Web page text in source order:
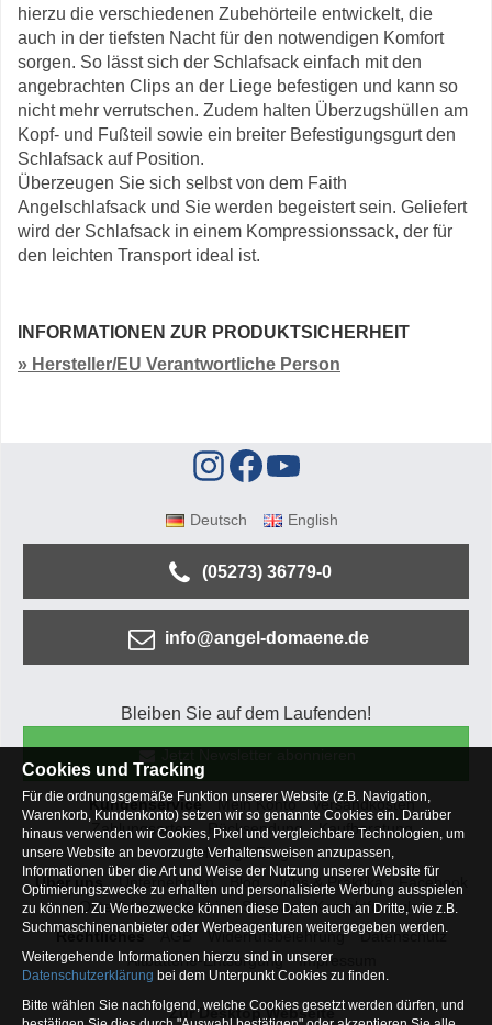
hierzu die verschiedenen Zubehörteile entwickelt, die
auch in der tiefsten Nacht für den notwendigen Komfort
sorgen. So lässt sich der Schlafsack einfach mit den
angebrachten Clips an der Liege befestigen und kann so
nicht mehr verrutschen. Zudem halten Überzugshüllen am
Kopf- und Fußteil sowie ein breiter Befestigungsgurt den
Schlafsack auf Position.
Überzeugen Sie sich selbst von dem Faith
Angelschlafsack und Sie werden begeistert sein. Geliefert
wird der Schlafsack in einem Kompressionssack, der für
den leichten Transport ideal ist.
INFORMATIONEN ZUR PRODUKTSICHERHEIT
» Hersteller/EU Verantwortliche Person
Deutsch English
(05273) 36779-0
info@angel-domaene.de
Bleiben Sie auf dem Laufenden!
Kundenservice Mein Konto
Versandkosten
Zahlungsarten
Rücksendung
Kaufberatung
Häufige Fragen
Über uns
Unternehmen Blog Jobs & Praktika
Facebook
Osterfeldsee
Archiv Sitemap
Kontaktformular
Rechtliches
AGB Widerrufsbelehrung
Datenschutz
Altbatterie-Entsorgung
Impressum
Zur Desktop Webseite
Cookies und Tracking
Für die ordnungsgemäße Funktion unserer Website (z.B. Navigation,
Warenkorb, Kundenkonto) setzen wir so genannte Cookies ein. Darüber
hinaus verwenden wir Cookies, Pixel und vergleichbare Technologien, um
unsere Website an bevorzugte Verhaltensweisen anzupassen,
Informationen über die Art und Weise der Nutzung unserer Website für
Optimierungszwecke zu erhalten und personalisierte Werbung ausspielen
zu können. Zu Werbezwecke können diese Daten auch an Dritte, wie z.B.
Suchmaschinenanbieter oder Werbeagenturen weitergegeben werden.
Weitergehende Informationen hierzu sind in unserer
Datenschutzerklärung bei dem Unterpunkt Cookies zu finden.
Bitte wählen Sie nachfolgend, welche Cookies gesetzt werden dürfen, und